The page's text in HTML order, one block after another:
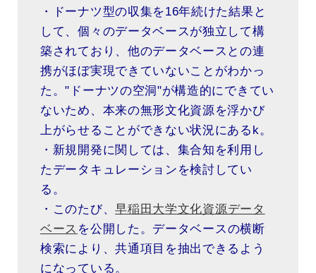
・ドーナツ型の収集を16年続けた結果と
して、個々のデータベースが独立して構
築されており、他のデータベースとの連
携がほぼ実現できていないことがわかっ
た。"ドーナツの空洞"が構造的にできてい
ないため、本来の無形文化資源を浮かび
上がらせることができない状況にあるk。
・新規開発に関しては、集合知を利用し
たデータキュレーションを検討してい
る。
・このたび、早稲田大学文化資源データ
ベース を公開した。データベースの横断
検索により、共通項目を抽出できるよう
になっている。